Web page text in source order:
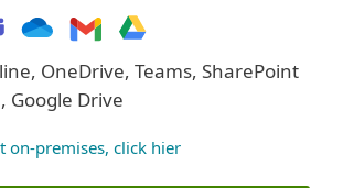
OneDrive, Teams, SharePoint
Google Drive
on-premises, click hier